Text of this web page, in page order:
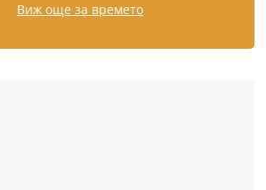
Виж още за времето